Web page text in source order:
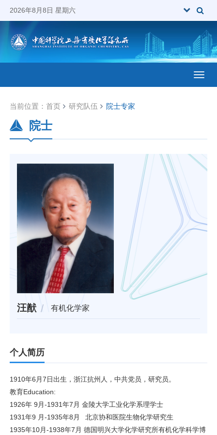
2026年8月8日 星期六
当前位置： 首页 研究队伍 院士专家
院士
汪猷 有机化学家
个人简历
1910年6月7日出生，浙江抗州人，中共党员，研究员。
教育Education:
1926年 9月-1931年7月 金陵大学工业化学系理学士
1931年9 月-1935年8月 北京协和医院生物化学研究生
1935年10月-1938年7月 德国明兴大学化学研究所有机化学科学博